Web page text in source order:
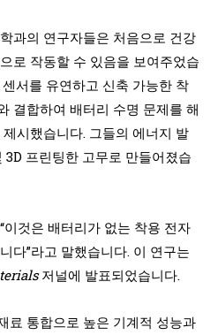
과의 연구자들은 처음으로 건강
로 작동할 수 있음을 보여주었습
서를 유연하고 신축 가능한 착
결합하여 배터리 수명 문제를 해
시했습니다. 그들의 에너지 발
프린팅한 고무로 만들어졌습
것은 배터리가 없는 착용 전자
다”라고 말했습니다. 이 연구는
저널에 발표되었습니다.
료 통합으로 높은 기계적 성능과